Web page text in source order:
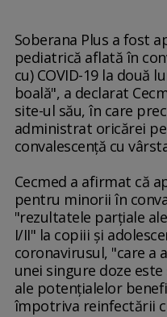
Soberana Plus a fost
pediatrică aflată în
cu) COVID-19 la două
boală", a declarat
site-ul său, în care
administrat oricărei
convalescenţă cu
Cecmed a afirmat că
pentru minorii în
"rezultatele parţiale
I/II" la copiii şi
coronavirusul, "care a
unei singure doze
ale potenţialelor
împotriva reinfectării